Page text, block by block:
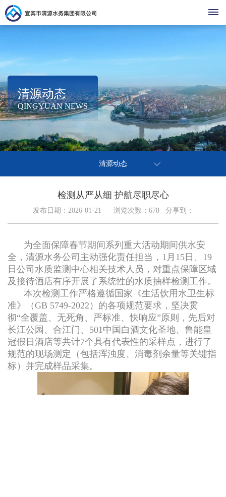
进
清
源
集
团
介
构
文
化
清
源
动
清
热
层
动
企
业
培
训
安
全
生
产
源
建
党
之
声
廉
洁
源
二
十
大
专
栏
党
栏
营
环
指
务
办
理
网
上
业
务
办
理
公
示
公
告
停
水
告
水
质
公
告
政
策
法
规
各
营
业
网
厅
办
指
南
用
水
知
识
清源动态
QINGYUAN NEWS
清源动态
检测从严从细 护航尽职尽心
发布日期：2026-01-21 浏览次数： 678 分享到：
为全面保障春节期间系列重大活动期间供水安
全，清源水务公司主动强化责任担当，1月15日、19
日公司水质监测中心相关技术人员，对重点保障区域
及接待酒店有序开展了系统性的水质抽样检测工作。
本次检测工作严格遵循国家《生活饮用水卫生标
准》（GB 5749-2022）的各项规范要求，坚决贯
彻“全覆盖、无死角、严标准、快响应”原则，先后对
长江公园、合江门、501中国白酒文化圣地、鲁能皇
冠假日酒店等共计7个具有代表性的采样点，进行了
规范的现场测定（包括浑浊度、消毒剂余量等关键指
标）并完成样品采集。